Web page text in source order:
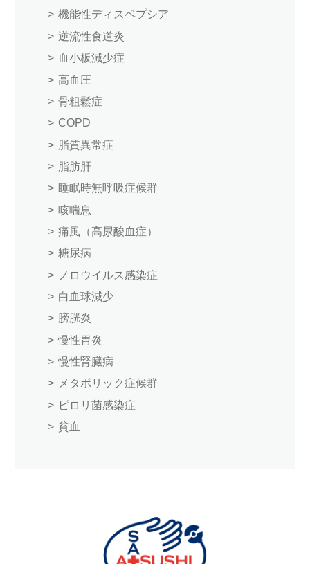
機能性ディスペプシア
逆流性食道炎
血小板減少症
高血圧
骨粗鬆症
COPD
脂質異常症
脂肪肝
睡眠時無呼吸症候群
咳喘息
痛風（高尿酸血症）
糖尿病
ノロウイルス感染症
白血球減少
膀胱炎
慢性胃炎
慢性腎臓病
メタボリック症候群
ピロリ菌感染症
貧血